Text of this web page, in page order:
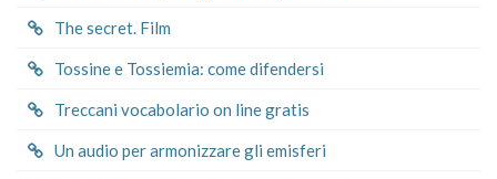
The secret. Film
Tossine e Tossiemia: come difendersi
Treccani vocabolario on line gratis
Un audio per armonizzare gli emisferi